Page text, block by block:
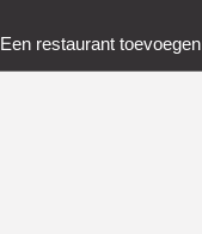
Een restaurant toevoegen